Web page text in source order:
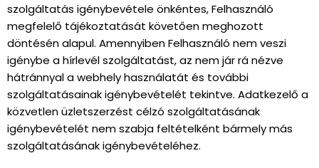
szolgáltatás igénybevétele önkéntes, Felhasználó
megfelelő tájékoztatását követően meghozott
döntésén alapul. Amennyiben Felhasználó nem veszi
igénybe a hírlevél szolgáltatást, az nem jár rá nézve
hátránnyal a webhely használatát és további
szolgáltatásainak igénybevételét tekintve. Adatkezelő a
közvetlen üzletszerzést célzó szolgáltatásának
igénybevételét nem szabja feltételként bármely más
szolgáltatásának igénybevételéhez.